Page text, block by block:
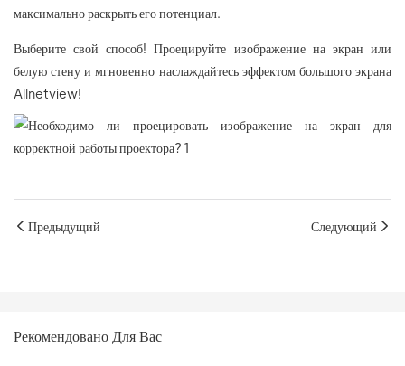
максимально раскрыть его потенциал.
Выберите свой способ! Проецируйте изображение на экран или
белую стену и мгновенно наслаждайтесь эффектом большого экрана
Allnetview!
Предыдущий Следующий
Рекомендовано Для Вас